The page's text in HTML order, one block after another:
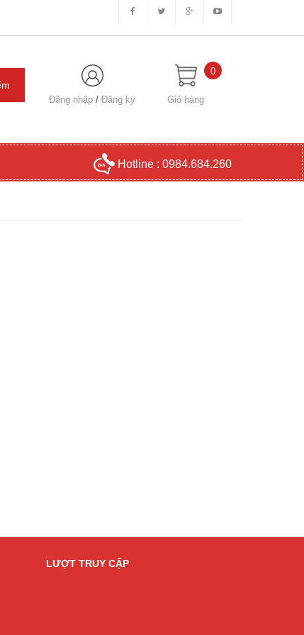
Đăng nhập /Đăng ký Giỏ hàng
0
Hotline : 0984.684.260
LƯỢT TRUY CẬP